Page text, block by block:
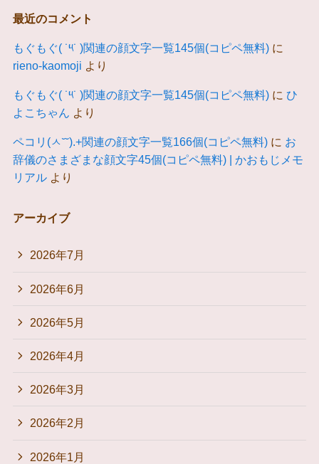
最近のコメント
もぐもぐ( ˙༥˙ )関連の顔文字一覧145個(コピペ無料)に
rieno-kaomoji より
もぐもぐ( ˙༥˙ )関連の顔文字一覧145個(コピペ無料)に ひ
よこちゃん より
ペコリ(ㅅ˘˘).+関連の顔文字一覧166個(コピペ無料)に お
辞儀のさまざまな顔文字45個(コピペ無料) | かおもじメモ
リアルより
アーカイブ
2026年7月
2026年6月
2026年5月
2026年4月
2026年3月
2026年2月
2026年1月